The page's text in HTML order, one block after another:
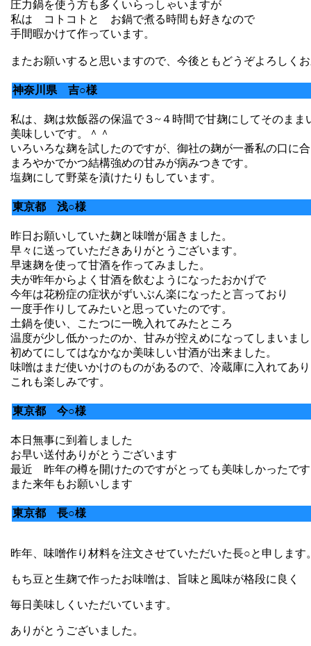
圧力鍋を使う方も多くいらっしゃいますが
私は コトコトと お鍋で煮る時間も好きなので
手間暇かけて作っています。
またお願いすると思いますので、今後ともどうぞよろしく
神奈川県 吉○様
私は、麹は炊飯器の保温で３~４時間で甘麹にしてそのまま
美味しいです。＾＾
いろいろな麹を試したのですが、御社の麹が一番私の口に
まろやかでかつ結構強めの甘みが病みつきです。
塩麹にして野菜を漬けたりもしています。
東京都 浅○様
昨日お願いしていた麹と味噌が届きました。
早々に送っていただきありがとうございます。
早速麹を使って甘酒を作ってみました。
夫が昨年からよく甘酒を飲むようになったおかげで
今年は花粉症の症状がずいぶん楽になったと言っており
一度手作りしてみたいと思っていたのです。
土鍋を使い、こたつに一晩入れてみたところ
温度が少し低かったのか、甘みが控えめになってしまいま
初めてにしてはなかなか美味しい甘酒が出来ました。
味噌はまだ使いかけのものがあるので、冷蔵庫に入れてあ
これも楽しみです。
東京都 今○様
本日無事に到着しました
お早い送付ありがとうございます
最近 昨年の樽を開けたのですがとっても美味しかったです
また来年もお願いします
東京都 長○様
昨年、味噌作り材料を注文させていただいた長○と申します
もち豆と生麹で作ったお味噌は、旨味と風味が格段に良く
毎日美味しくいただいています。
ありがとうございました。